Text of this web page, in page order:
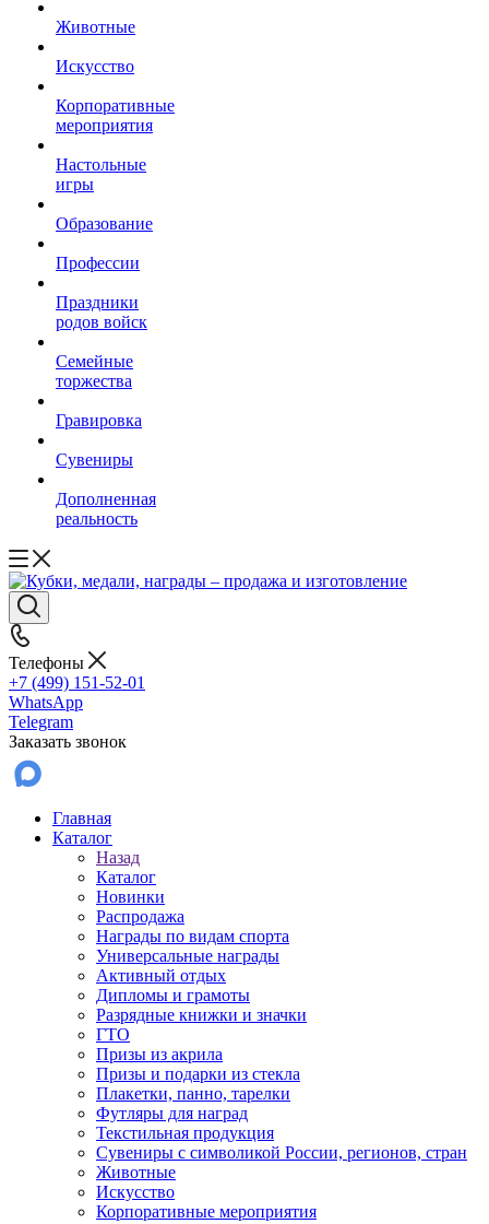
Животные
Искусство
Корпоративные
мероприятия
Настольные
игры
Образование
Профессии
Праздники
родов войск
Семейные
торжества
Гравировка
Сувениры
Дополненная
реальность
Телефоны
+7 (499) 151-52-01
WhatsApp
Telegram
Заказать звонок
Главная
Каталог
Назад
Каталог
Новинки
Распродажа
Награды по видам спорта
Универсальные награды
Активный отдых
Дипломы и грамоты
Разрядные книжки и значки
ГТО
Призы из акрила
Призы и подарки из стекла
Плакетки, панно, тарелки
Футляры для наград
Текстильная продукция
Сувениры с символикой России, регионов, стран
Животные
Искусство
Корпоративные мероприятия